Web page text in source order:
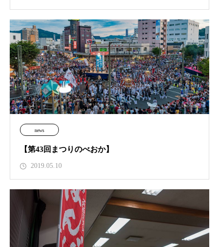
news
【第43回まつりのべおか】
2019.05.10